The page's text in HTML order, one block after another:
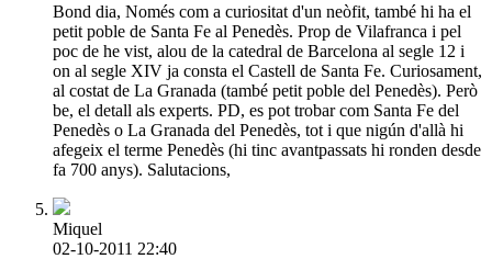
Bond dia, Només com a curiositat d'un neòfit, també hi ha el
petit poble de Santa Fe al Penedès. Prop de Vilafranca i pel
poc de he vist, alou de la catedral de Barcelona al segle 12 i
on al segle XIV ja consta el Castell de Santa Fe. Curiosament,
al costat de La Granada (també petit poble del Penedès). Però
be, el detall als experts. PD, es pot trobar com Santa Fe del
Penedès o La Granada del Penedès, tot i que nigún d'allà hi
afegeix el terme Penedès (hi tinc avantpassats hi ronden desde
fa 700 anys). Salutacions,
Miquel
02-10-2011 22:40